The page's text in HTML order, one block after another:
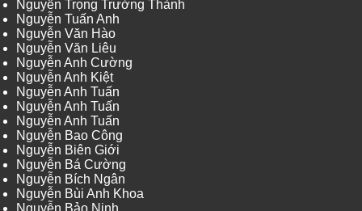
Nguyễn Trọng Trường Thành
Nguyễn Tuấn Anh
Nguyễn Văn Hào
Nguyễn Văn Liêu
Nguyễn Anh Cường
Nguyễn Anh Kiệt
Nguyễn Anh Tuấn
Nguyễn Anh Tuấn
Nguyễn Anh Tuấn
Nguyễn Bao Công
Nguyễn Biên Giới
Nguyễn Bá Cường
Nguyễn Bích Ngân
Nguyễn Bùi Anh Khoa
Nguyễn Bảo Ninh